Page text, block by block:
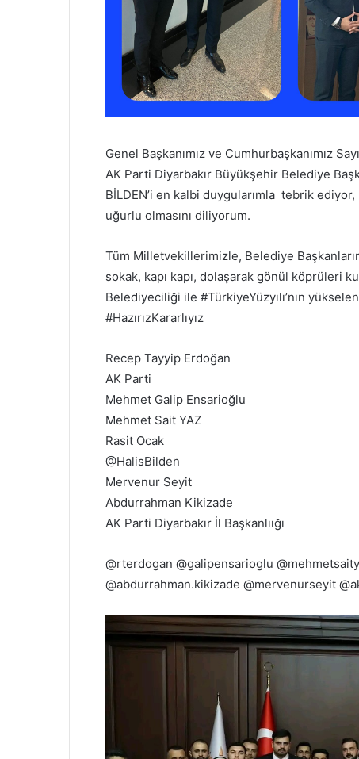
Genel Başkanımız ve Cumhurbaşkanımız
AK Parti Diyarbakır Büyükşehir Belediye
BİLDEN’i en kalbi duygularımla tebrik
uğurlu olmasını diliyorum.
Tüm Milletvekillerimizle, Belediye
sokak, kapı kapı, dolaşarak gönül köprüleri
Belediyeciliği ile #TürkiyeYüzyılı’nın
#HazırızKararlıyız
Recep Tayyip Erdoğan
AK Parti
Mehmet Galip Ensarioğlu
Mehmet Sait YAZ
Rasit Ocak
@HalisBilden
Mervenur Seyit
Abdurrahman Kikizade
AK Parti Diyarbakır İl Başkanlıığı
@rterdogan @galipensarioglu
@abdurrahman.kikizade @mervenurseyit